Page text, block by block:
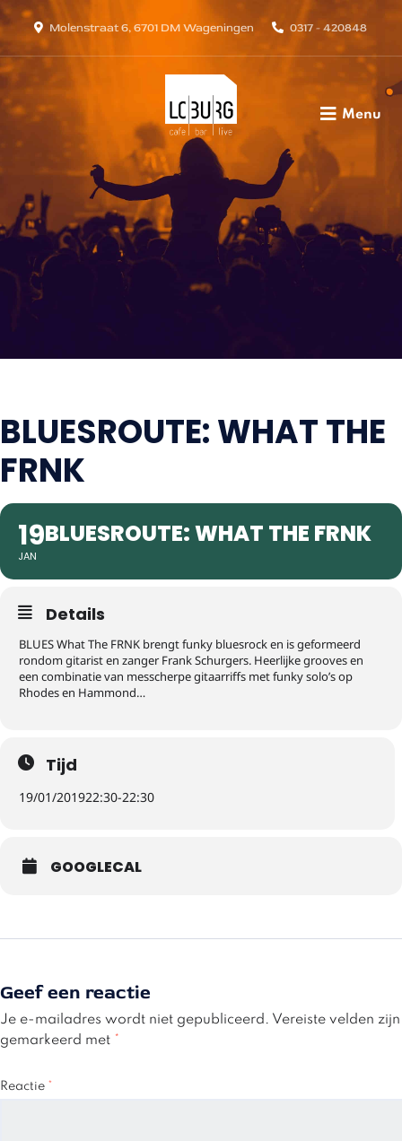
Molenstraat 6, 6701 DM Wageningen 0317 - 420848
Menu
BLUESROUTE: WHAT THE
FRNK
19
JAN
BLUESROUTE: WHAT THE FRNK
Details
BLUES What The FRNK brengt funky bluesrock en is geformeerd
rondom gitarist en zanger Frank Schurgers. Heerlijke grooves en
een combinatie van messcherpe gitaarriffs met funky solo’s op
Rhodes en Hammond…
Tijd
19/01/201922:30-22:30
GOOGLECAL
Geef een reactie
Je e-mailadres wordt niet gepubliceerd. Vereiste velden zijn
gemarkeerd met *
Reactie *